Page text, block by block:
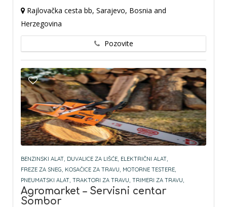
Rajlovačka cesta bb, Sarajevo, Bosnia and
Herzegovina
Pozovite
BENZINSKI ALAT, DUVALICE ZA LIŠĆE, ELEKTRIČNI ALAT,
FREZE ZA SNEG, KOSAČICE ZA TRAVU, MOTORNE TESTERE,
PNEUMATSKI ALAT, TRAKTORI ZA TRAVU, TRIMERI ZA TRAVU,
Agromarket – Servisni centar
Sombor